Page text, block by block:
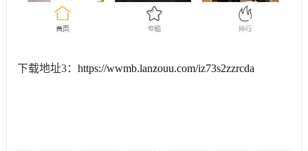
下载地址3： https://wwmb.lanzouu.com/iz73s2zzrcda